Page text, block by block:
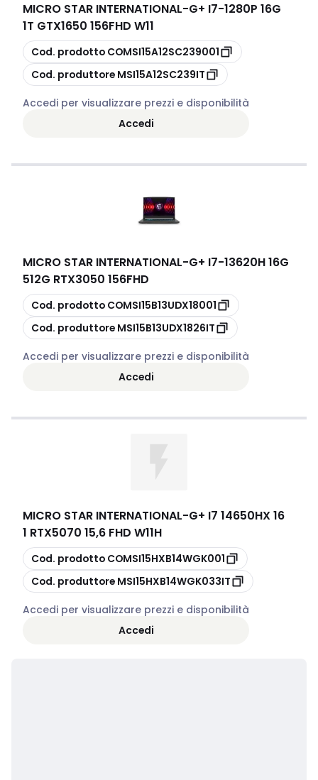
MICRO STAR INTERNATIONAL-G+ I7-1280P 16G
1T GTX1650 156FHD W11
copia
Cod. prodotto COMSI15A12SC239001
copia
Cod. produttore MSI15A12SC239IT
Accedi per visualizzare prezzi e disponibilità
Accedi
MICRO STAR INTERNATIONAL-G+ I7-13620H 16G
512G RTX3050 156FHD
copia
Cod. prodotto COMSI15B13UDX18001
copia
Cod. produttore MSI15B13UDX1826IT
Accedi per visualizzare prezzi e disponibilità
Accedi
MICRO STAR INTERNATIONAL-G+ I7 14650HX 16
1 RTX5070 15,6 FHD W11H
copia
Cod. prodotto COMSI15HXB14WGK001
copia
Cod. produttore MSI15HXB14WGK033IT
Accedi per visualizzare prezzi e disponibilità
Accedi